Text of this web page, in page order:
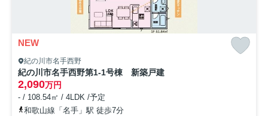
NEW
紀の川市名手西野
紀の川市名手西野第1-1号棟 新築戸建
2,090万円
- / 108.54㎡ / 4LDK /予定
和歌山線「名手」駅 徒歩7分